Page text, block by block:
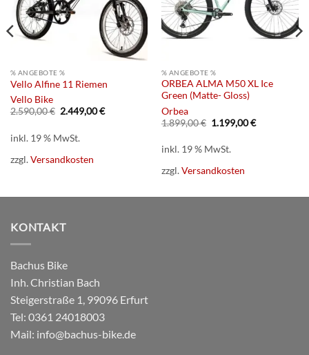
% ANGEBOTE %
Vello Alfine 11 Riemen
Vello Bike
2.590,00€ Ursprünglicher
2.590,00 €
2.449,00€Aktueller
inkl. 19 % MwSt.
zzgl.Versandkosten
% ANGEBOTE %
ORBEA ALMA M50 XL Ice
Green (Matte- Gloss)
Orbea
1.899,00€ Ursprünglicher
1.899,00 €
1.199,00€Aktueller
inkl. 19 % MwSt.
zzgl.Versandkosten
KONTAKT
Bachus Bike
Inh. Christian Bach
Steigerstraße 1, 99096 Erfurt
Tel: 0361 24018003
Mail: info@bachus-bike.de